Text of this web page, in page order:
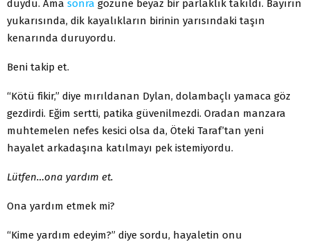
duydu. Ama sonra gözüne beyaz bir parlaklık takıldı. Bayırın
yukarısında, dik kayalıkların birinin yarısındaki taşın
kenarında duruyordu.
Beni takip et.
“Kötü fikir,” diye mırıldanan Dylan, dolambaçlı yamaca göz
gezdirdi. Eğim sertti, patika güvenilmezdi. Oradan manzara
muhtemelen nefes kesici olsa da, Öteki Taraf’tan yeni
hayalet arkadaşına katılmayı pek istemiyordu.
Lütfen…ona yardım et.
Ona yardım etmek mi?
“Kime yardım edeyim?” diye sordu, hayaletin onu